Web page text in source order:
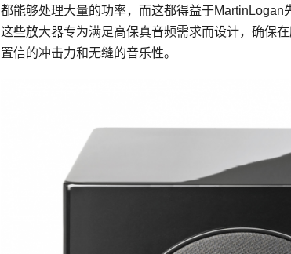
都能够处理大量的功率，而这都得益于MartinLogan
这些放大器专为满足高保真音频需求而设计，确保
置信的冲击力和无缝的音乐性。